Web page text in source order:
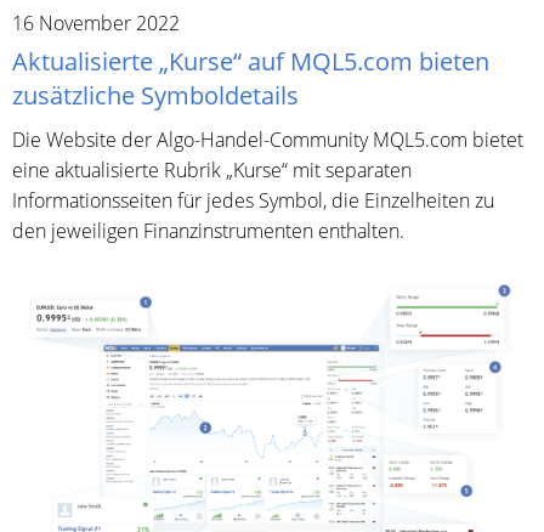
16 November 2022
Aktualisierte „Kurse“ auf MQL5.com bieten
zusätzliche Symboldetails
Die Website der Algo-Handel-Community MQL5.com bietet
eine aktualisierte Rubrik „Kurse“ mit separaten
Informationsseiten für jedes Symbol, die Einzelheiten zu
den jeweiligen Finanzinstrumenten enthalten.